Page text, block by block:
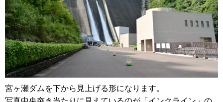
宮ヶ瀬ダムを下から見上げる形になります。